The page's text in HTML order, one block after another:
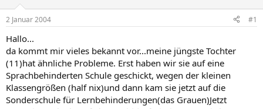
e
r
t
m
2 Januar 2004 #1
Hallo...
da kommt mir vieles bekannt vor...meine jüngste Tochter
(11)hat ähnliche Probleme. Erst haben wir sie auf eine
Sprachbehinderten Schule geschickt, wegen der kleinen
Klassengrößen (half nix)und dann kam sie jetzt auf die
Sonderschule für Lernbehinderungen(das Grauen)Jetzt